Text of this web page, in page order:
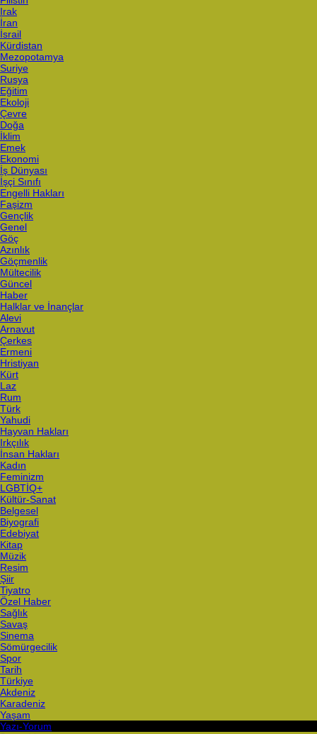
Irak
İran
İsrail
Kürdistan
Mezopotamya
Suriye
Rusya
Eğitim
Ekoloji
Çevre
Doğa
İklim
Emek
Ekonomi
İş Dünyası
İşçi Sınıfı
Engelli Hakları
Faşizm
Gençlik
Genel
Göç
Azınlık
Göçmenlik
Mültecilik
Güncel
Haber
Halklar ve İnançlar
Alevi
Arnavut
Çerkes
Ermeni
Hristiyan
Kürt
Laz
Rum
Türk
Yahudi
Hayvan Hakları
Irkçılık
İnsan Hakları
Kadın
Feminizm
LGBTİQ+
Kültür-Sanat
Belgesel
Biyografi
Edebiyat
Kitap
Müzik
Resim
Şiir
Tiyatro
Özel Haber
Sağlık
Savaş
Sinema
Sömürgecilik
Spor
Tarih
Türkiye
Akdeniz
Karadeniz
Yaşam
Yazı-Yorum